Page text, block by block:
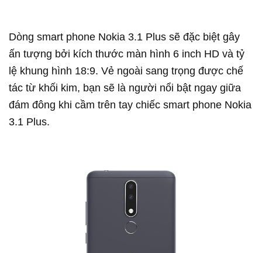
Dòng smart phone Nokia 3.1 Plus sẽ đặc biệt gây
ấn tượng bởi kích thước màn hình 6 inch HD và tỷ
lệ khung hình 18:9. Vẻ ngoài sang trọng được chế
tác từ khối kim, bạn sẽ là người nổi bật ngay giữa
đám đông khi cầm trên tay chiếc smart phone Nokia
3.1 Plus.